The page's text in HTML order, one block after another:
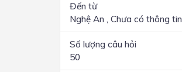
Đến từ
Nghệ An , Chưa có thông tin
Số lượng câu hỏi
50